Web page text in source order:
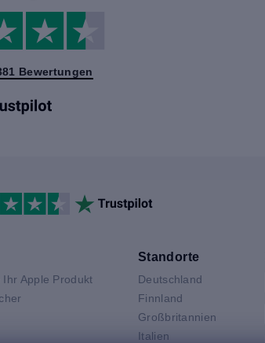
Bewertungen
Apple Produkt
Standorte
Deutschland
Finnland
Großbritannien
Italien